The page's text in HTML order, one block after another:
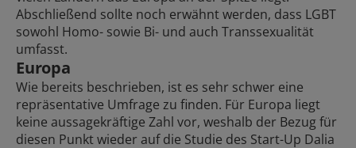
Abschließend sollte noch erwähnt werden, dass LGBT
sowohl Homo- sowie Bi- und auch Transsexualität
umfasst.
Europa
Wie bereits beschrieben, ist es sehr schwer eine
repräsentative Umfrage zu finden. Für Europa liegt
keine aussagekräftige Zahl vor, weshalb der Bezug für
diesen Punkt wieder auf die Studie des Start-Up Dalia